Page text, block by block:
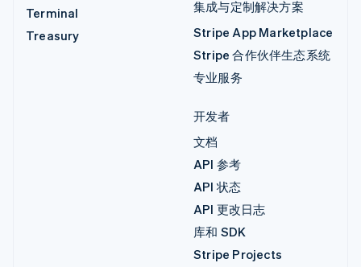
Terminal
Treasury
集成与定制解决方案
Stripe App Marketplace
Stripe 合作伙伴生态系统
专业服务
开发者
文档
API 参考
API 状态
API 更改日志
库和 SDK
Stripe Projects